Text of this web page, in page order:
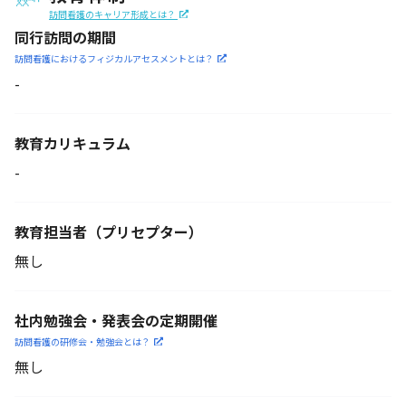
訪問看護のキャリア形成とは？
同行訪問の期間
訪問看護におけるフィジカルアセスメントとは？
-
教育カリキュラム
-
教育担当者 （プリセプター）
無し
社内勉強会・発表会の定期開催
訪問看護の研修会・勉強会とは？
無し